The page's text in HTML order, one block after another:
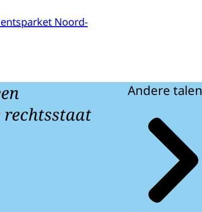
Noord-
rechtsstaat
Andere talen